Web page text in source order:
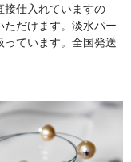
接仕入れていますの
だけます。淡水パー
ています。全国発送